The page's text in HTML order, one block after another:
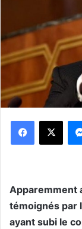
Apparemment
témoignés par
ayant subi le